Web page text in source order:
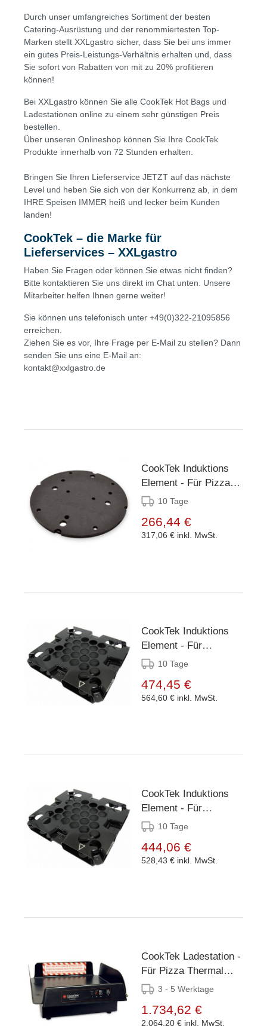
Durch unser umfangreiches Sortiment der besten
Catering-Ausrüstung und der renommiertesten Top-
Marken stellt XXLgastro sicher, dass Sie bei uns immer
ein gutes Preis-Leistungs-Verhältnis erhalten und, dass
Sie sofort von Rabatten von mit zu 20% profitieren
können!
Bei XXLgastro können Sie alle CookTek Hot Bags und
Ladestationen online zu einem sehr günstigen Preis
bestellen.
Über unseren Onlineshop können Sie Ihre CookTek
Produkte innerhalb von 72 Stunden erhalten.
Bringen Sie Ihren Lieferservice JETZT auf das nächste
Level und heben Sie sich von der Konkurrenz ab, in dem
IHRE Speisen IMMER heiß und lecker beim Kunden
landen!
CookTek – die Marke für
Lieferservices – XXLgastro
Haben Sie Fragen oder können Sie etwas nicht finden?
Bitte kontaktieren Sie uns direkt im Chat unten. Unsere
Mitarbeiter helfen Ihnen gerne weiter!
Sie können uns telefonisch unter +49(0)322-21095856
erreichen.
Ziehen Sie es vor, Ihre Frage per E-Mail zu stellen? Dann
senden Sie uns eine E-Mail an:
kontakt@xxlgastro.de
CookTek Induktions
Element - Für Pizza
Thermal Delivery
10 Tage
266,44 €
317,06 € inkl. MwSt.
CookTek Induktions
Element - Für
ThermaCube Delivery
10 Tage
474,45 €
564,60 € inkl. MwSt.
CookTek Induktions
Element - Für
ThermaCube Delivery
10 Tage
444,06 €
528,43 € inkl. MwSt.
CookTek Ladestation -
Für Pizza Thermal
Delivery System 16"
3 - 5 Werktage
1.734,62 €
2.064,20 € inkl. MwSt.